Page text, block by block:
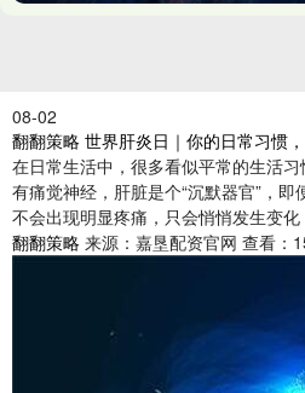
08-02
翻翻策略 世界肝炎日｜你的日常习惯
在日常生活中，很多看似平常的生活
有痛觉神经，肝脏是个“沉默器官”，
不会出现明显疼痛，只会悄悄发生变化
翻翻策略 来源：嘉垦配资官网 查看：